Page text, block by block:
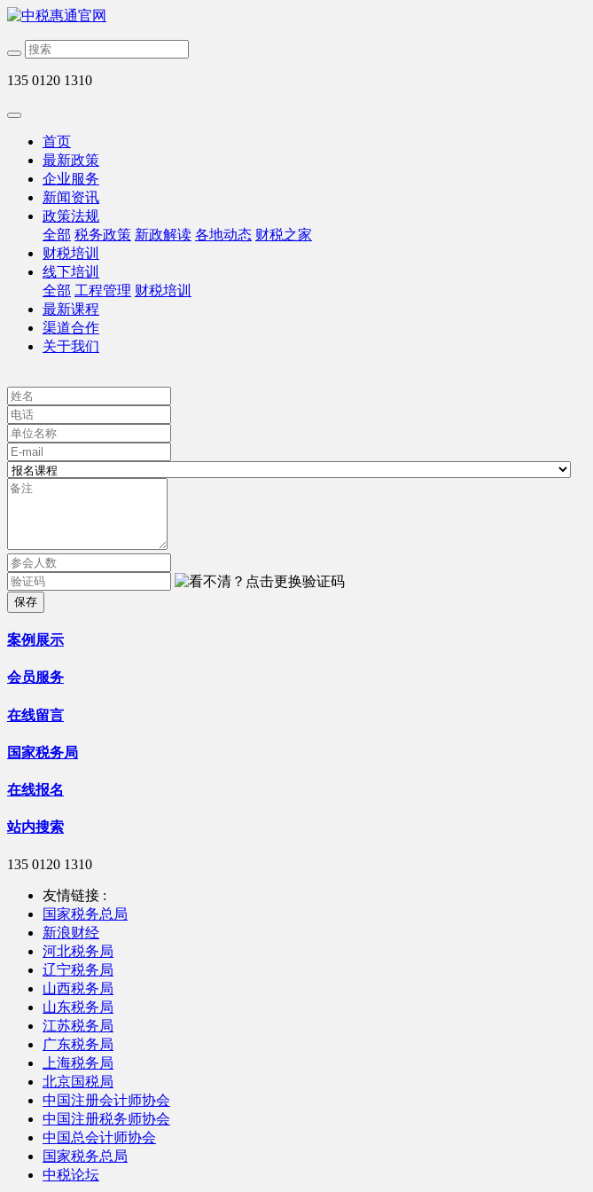
135 0120 1310
首页
最新政策
企业服务
新闻资讯
政策法规
全部 税务政策 新政解读 各地动态 财税之家
财税培训
线下培训
全部 工程管理 财税培训
最新课程
渠道合作
关于我们
保存
案例展示
会员服务
在线留言
国家税务局
在线报名
站内搜索
135 0120 1310
友情链接 :
国家税务总局
新浪财经
河北税务局
辽宁税务局
山西税务局
山东税务局
江苏税务局
广东税务局
上海税务局
北京国税局
中国注册会计师协会
中国注册税务师协会
中国总会计师协会
国家税务总局
中税论坛